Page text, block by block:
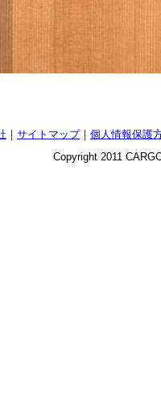
｜ サイトマップ｜ 個人情報保護
Copyright 2011